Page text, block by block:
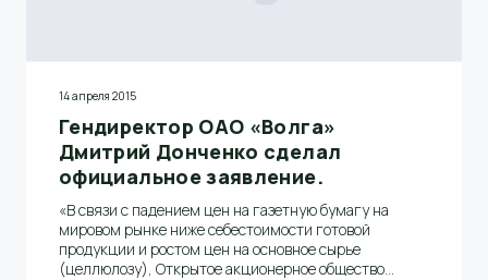
14 апреля 2015
Гендиректор ОАО «Волга»
Дмитрий Донченко сделал
официальное заявление.
«В связи с падением цен на газетную бумагу на
мировом рынке ниже себестоимости готовой
продукции и ростом цен на основное сырье
(целлюлозу), Открытое акционерное общество